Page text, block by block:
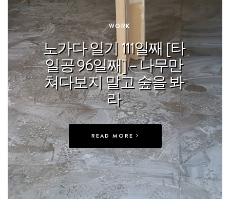
In WORK
노가다 일기 111일째 [타
일공 96일째] – 나무만
쳐다보지 말고 숲을 봐
라
READ MORE